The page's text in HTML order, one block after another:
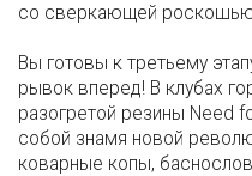
со сверкающей роскошью
Вы готовы к третьему
рывок вперед! В клубах
разогретой резины Need
собой знамя новой
коварные копы,